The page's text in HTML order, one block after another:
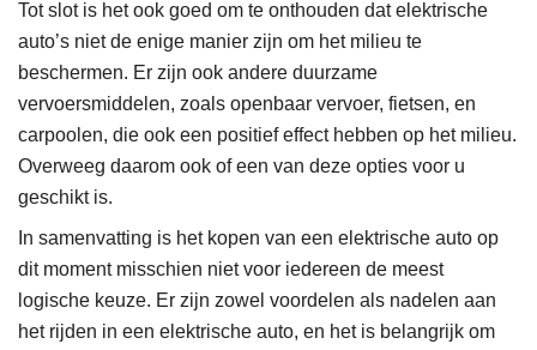
Tot slot is het ook goed om te onthouden dat elektrische
auto’s niet de enige manier zijn om het milieu te
beschermen. Er zijn ook andere duurzame
vervoersmiddelen, zoals openbaar vervoer, fietsen, en
carpoolen, die ook een positief effect hebben op het milieu.
Overweeg daarom ook of een van deze opties voor u
geschikt is.
In samenvatting is het kopen van een elektrische auto op
dit moment misschien niet voor iedereen de meest
logische keuze. Er zijn zowel voordelen als nadelen aan
het rijden in een elektrische auto, en het is belangrijk om